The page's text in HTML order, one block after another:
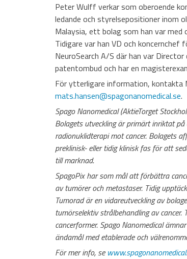
Peter Wulff verkar som oberoende
ledande och styrelsepositioner inom
Malaysia, ett bolag som han var med
Tidigare var han VD och koncernchef
NeuroSearch A/S där han var
patentombud och har en
För ytterligare information, kontakta
mats.hansen@spagonanomedical.se.
Spago Nanomedical (AktieTorget
Bolagets utveckling är primärt inriktat
radionuklidterapi mot cancer. Bolagets
preklinisk- eller tidig klinisk fas för att
till marknad.
SpagoPix har som mål att förbättra
av tumörer och metastaser. Tidig
Tumorad är en vidareutveckling av
tumörselektiv strålbehandling av
cancerformer. Spago Nanomedical
ändamål med etablerade och
För mer info, se